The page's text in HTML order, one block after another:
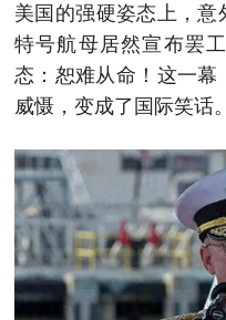
美国的强硬姿态上，
特号航母居然宣布罢
态：恕难从命！这一
威慑，变成了国际笑话。